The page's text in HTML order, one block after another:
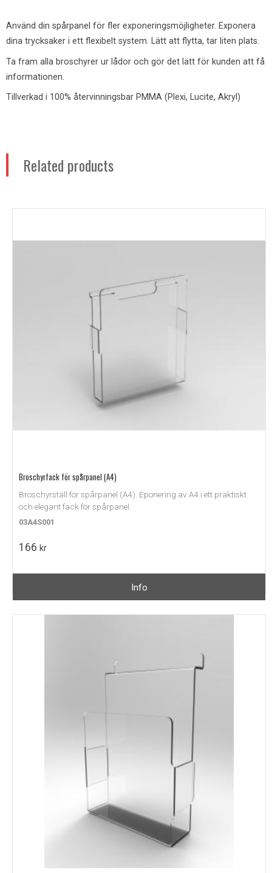
Använd din spårpanel för fler exponeringsmöjligheter. Exponera
dina trycksaker i ett flexibelt system. Lätt att flytta, tar liten plats.
Ta fram alla broschyrer ur lådor och gör det lätt för kunden att få
informationen.
Tillverkad i 100% återvinningsbar PMMA (Plexi, Lucite, Akryl)
Related products
Broschyrfack för spårpanel (A4)
Broschyrställ för spårpanel (A4). Eponering av A4 i ett praktiskt
och elegant fack för spårpanel.
03A4S001
166 kr
Info